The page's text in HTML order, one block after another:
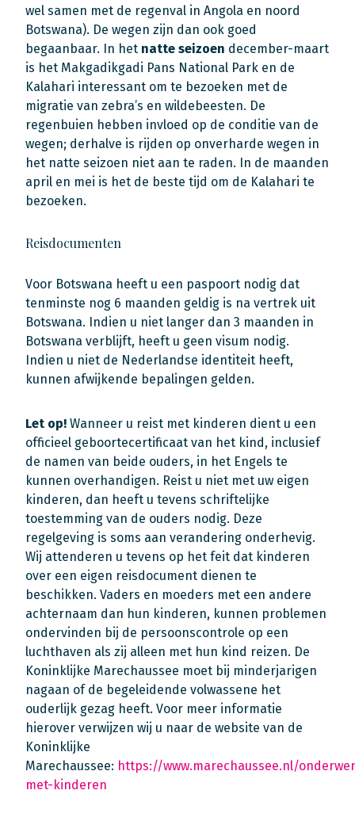
wel samen met de regenval in Angola en noord
Botswana). De wegen zijn dan ook goed
begaanbaar. In het natte seizoen december-maart
is het Makgadikgadi Pans National Park en de
Kalahari interessant om te bezoeken met de
migratie van zebra’s en wildebeesten. De
regenbuien hebben invloed op de conditie van de
wegen; derhalve is rijden op onverharde wegen in
het natte seizoen niet aan te raden. In de maanden
april en mei is het de beste tijd om de Kalahari te
bezoeken.
Reisdocumenten
Voor Botswana heeft u een paspoort nodig dat
tenminste nog 6 maanden geldig is na vertrek uit
Botswana. Indien u niet langer dan 3 maanden in
Botswana verblijft, heeft u geen visum nodig.
Indien u niet de Nederlandse identiteit heeft,
kunnen afwijkende bepalingen gelden.
Let op! Wanneer u reist met kinderen dient u een
officieel geboortecertificaat van het kind, inclusief
de namen van beide ouders, in het Engels te
kunnen overhandigen. Reist u niet met uw eigen
kinderen, dan heeft u tevens schriftelijke
toestemming van de ouders nodig. Deze
regelgeving is soms aan verandering onderhevig.
Wij attenderen u tevens op het feit dat kinderen
over een eigen reisdocument dienen te
beschikken. Vaders en moeders met een andere
achternaam dan hun kinderen, kunnen problemen
ondervinden bij de persoonscontrole op een
luchthaven als zij alleen met hun kind reizen. De
Koninklijke Marechaussee moet bij minderjarigen
nagaan of de begeleidende volwassene het
ouderlijk gezag heeft. Voor meer informatie
hierover verwijzen wij u naar de website van de
Koninklijke
Marechaussee: https://www.marechaussee.nl/
met-kinderen